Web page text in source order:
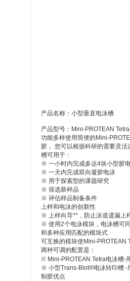
产品名称：小型垂直电泳槽
产品型号：Mini-PROTEAN Tetra
功能多样使用简便的Mini-
胶， 您可以根据科研的需要灵
槽可用于：
※ 一小时内完成多达4块小型胶
※ 一天内完成双向凝胶电泳
※ 用于探索型的课题研究
※ 筛选新样品
※ 评估样品制备条件
上样和电泳的创新性
※ 上样向导**，防止泳道遗漏上
※ 使用2个电泳模块，电泳槽可
和多种应用匹配的模块式
可互换的模块使Mini-PROTEAN
两种可调的配置是：
※ Mini-PROTEAN Tetra电泳槽-
※ 小型Trans-Blot®电泳转印槽 -
制胶优点